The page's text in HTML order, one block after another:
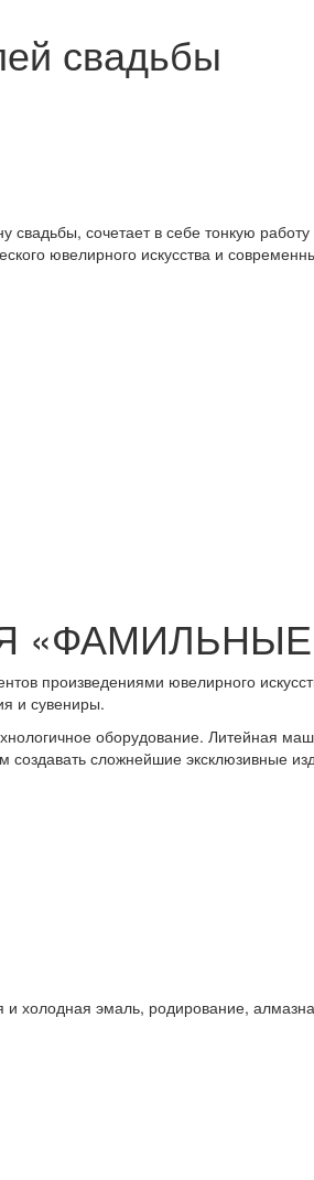
свадьбы
сочетает в себе тонкую
ювелирного искусства и
произведениями ювелирного
и сувениры.
оборудование. Литейная
сложнейшие эксклюзивные
эмаль, родирование,